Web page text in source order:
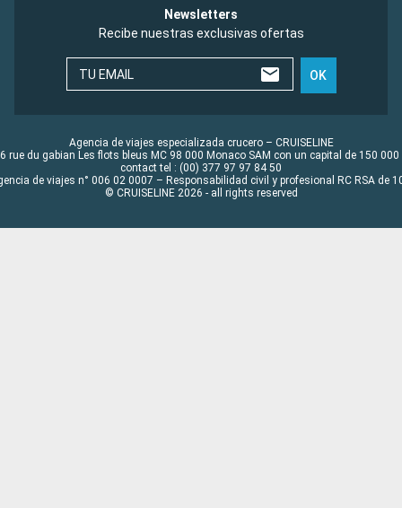
Newsletters
Recibe nuestras exclusivas ofertas
TU EMAIL OK
Agencia de viajes especializada crucero – CRUISELINE
rue du gabian Les flots bleus MC 98 000 Monaco SAM con un capital de 150 000
contact tel : (00) 377 97 97 84 50
de viajes n° 006 02 0007 – Responsabilidad civil y profesional RC RSA de
© CRUISELINE 2026 - all rights reserved